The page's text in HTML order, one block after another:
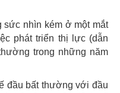
nhìn kém ở một mắt
phát triển thị lực (dẫn
trong những năm
đầu bất thường với đầu